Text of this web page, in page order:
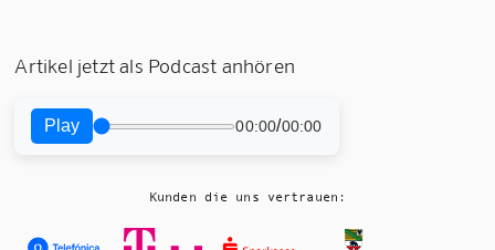
Artikel jetzt als Podcast anhören
Play 00:00/00:00
Kunden die uns vertrauen: